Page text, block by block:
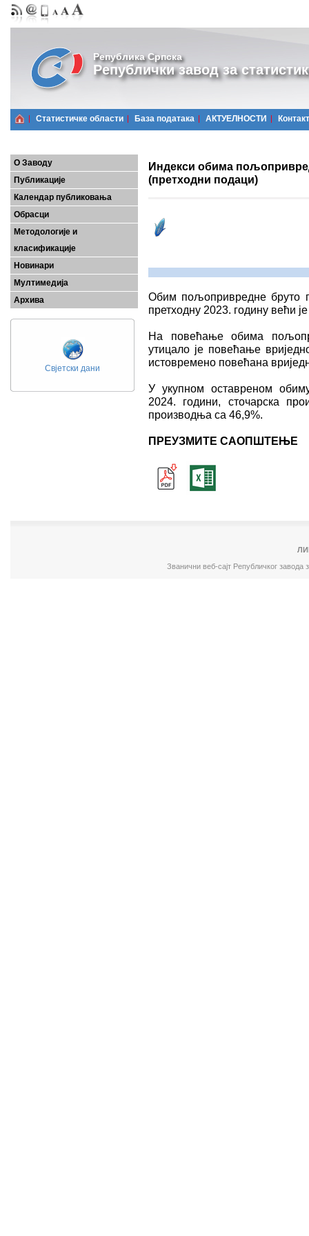
Република Српска
Републички завод за
Статистичке области Базa података АКТУЕЛНОСТИ Контакт
О Заводу
Публикације
Календар публиковања
Обрасци
Методологије и
класификације
Новинари
Мултимедија
Архива
Свјетски дани
Индекси обима
(претходни подаци)
Обим пољопривредне бруто
претходну 2023. годину већи
На повећање обима
утицало је повећање
истовремено повећана
У укупном оставреном
2024. години, сточарска
производња са 46,9%.
ПРЕУЗМИТЕ САОПШТЕЊЕ
Званични веб-сајт Републичког